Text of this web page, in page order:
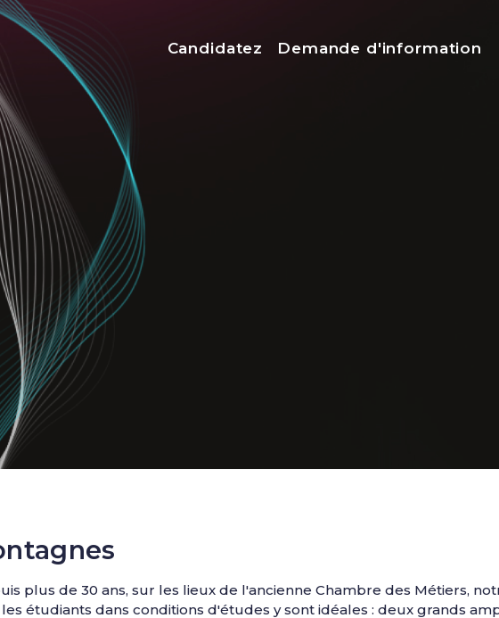
Menu top
Candidatez Demande d'information
plus de 30 ans, sur les lieux de l'ancienne Chambre des Métiers,
étudiants dans conditions d'études y sont idéales : deux grands